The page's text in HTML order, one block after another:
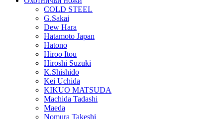
COLD STEEL
G.Sakai
Dew Hara
Hatamoto Japan
Hatono
Hiroo Itou
Hiroshi Suzuki
K.Shishido
Kei Uchida
KIKUO MATSUDA
Machida Tadashi
Maeda
Nomura Takeshi